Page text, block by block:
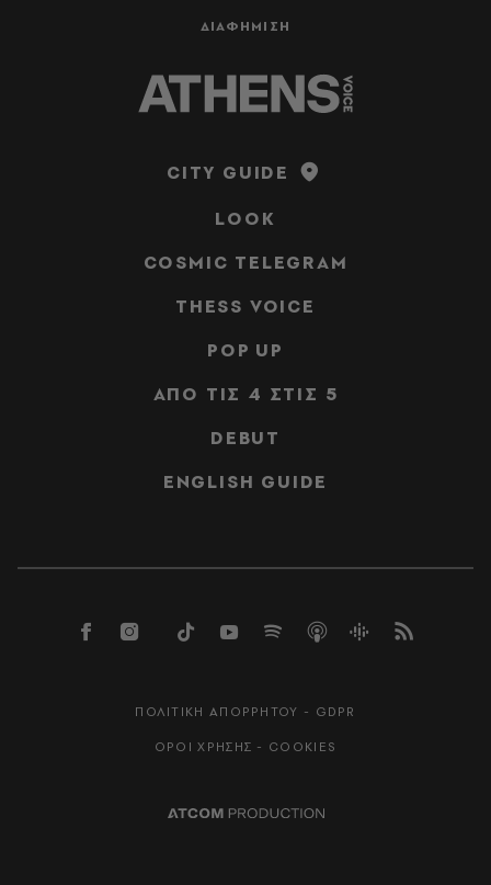
ΔΙΑΦΗΜΙΣΗ
CITY GUIDE
LOOK
COSMIC TELEGRAM
THESS VOICE
POP UP
ΑΠΟ ΤΙΣ 4 ΣΤΙΣ 5
DEBUT
ENGLISH GUIDE
ΠΟΛΙΤΙΚΗ ΑΠΟΡΡΗΤΟΥ - GDPR
ΟΡΟΙ ΧΡΗΣΗΣ - COOKIES